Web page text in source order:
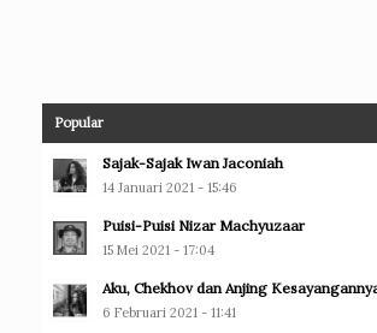
Popular
Sajak-Sajak Iwan Jaconiah
14 Januari 2021 - 15:46
Puisi-Puisi Nizar Machyuzaar
15 Mei 2021 - 17:04
Aku, Chekhov dan Anjing
6 Februari 2021 - 11:41